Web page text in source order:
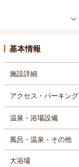
基本情報
施設詳細
アクセス・パーキング
温泉・浴場設備
風呂・温泉・その他
大浴場